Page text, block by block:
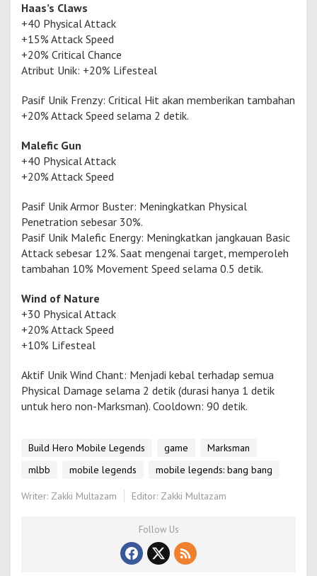
Haas’s Claws
+40 Physical Attack
+15% Attack Speed
+20% Critical Chance
Atribut Unik: +20% Lifesteal
Pasif Unik Frenzy: Critical Hit akan memberikan tambahan
+20% Attack Speed selama 2 detik.
Malefic Gun
+40 Physical Attack
+20% Attack Speed
Pasif Unik Armor Buster: Meningkatkan Physical
Penetration sebesar 30%.
Pasif Unik Malefic Energy: Meningkatkan jangkauan Basic
Attack sebesar 12%. Saat mengenai target, memperoleh
tambahan 10% Movement Speed selama 0.5 detik.
Wind of Nature
+30 Physical Attack
+20% Attack Speed
+10% Lifesteal
Aktif Unik Wind Chant: Menjadi kebal terhadap semua
Physical Damage selama 2 detik (durasi hanya 1 detik
untuk hero non-Marksman). Cooldown: 90 detik.
Build Hero Mobile Legends game
Marksman
mlbb
mobile legends mobile legends: bang bang
Writer: Zakki Multazam Editor: Zakki Multazam
Follow Us